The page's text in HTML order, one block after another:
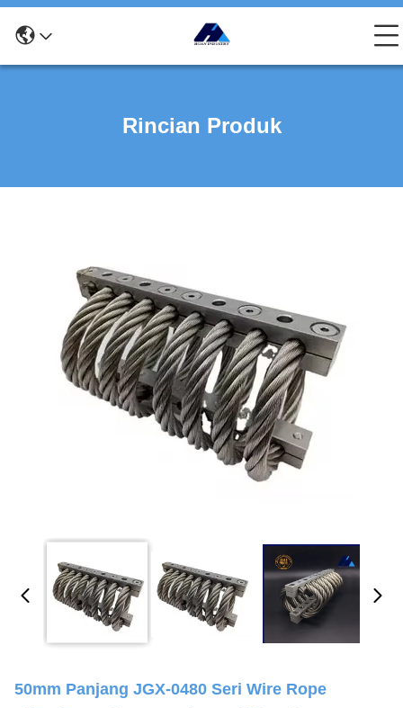
Rincian Produk
50mm Panjang JGX-0480 Seri Wire Rope